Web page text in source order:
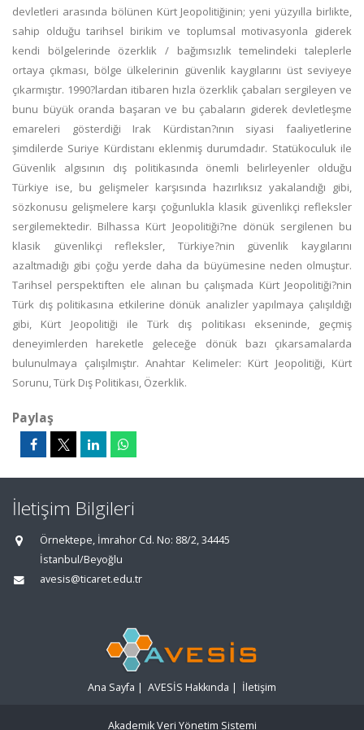
devletleri arasında bölünen Kürt Jeopolitiğinin; yeni yüzyılla birlikte,
sahip olduğu tarihsel birikim ve toplumsal motivasyonla giderek
kendi bölgelerinde özerklik / bağımsızlık temelindeki taleplerle
ortaya çıkması, bölge ülkelerinin güvenlik kaygılarını üst seviyeye
çıkarmıştır. 1990?lardan itibaren hızla özerklik çabaları sergileyen ve
bunu büyük oranda başaran ve bu çabaların giderek devletleşme
emareleri gösterdiği Irak Kürdistan?ının siyasi faaliyetlerine
şimdilerde Suriye Kürdistanı eklenmiş durumdadır. Statükoculuk ile
Güvenlik algısının dış politikasında önemli belirleyenler olduğu
Türkiye ise, bu gelişmeler karşısında hazırlıksız yakalandığı gibi,
sözkonusu gelişmelere karşı çoğunlukla klasik güvenlikçi refleksler
sergilemektedir. Bilhassa Kürt Jeopolitiği?ne dönük sergilenen bu
klasik güvenlikçi refleksler, Türkiye?nin güvenlik kaygılarını
azaltmadığı gibi çoğu yerde daha da büyümesine neden olmuştur.
Tarihsel perspektiften ele alınan bu çalışmada Kürt Jeopolitiği?nin
Türk dış politikasına etkilerine dönük analizler yapılmaya çalışıldığı
gibi, Kürt Jeopolitiği ile Türk dış politikası ekseninde, geçmiş
deneyimlerden hareketle geleceğe dönük bazı çıkarsamalarda
bulunulmaya çalışılmıştır. Anahtar Kelimeler: Kürt Jeopolitiği, Kürt
Sorunu, Türk Dış Politikası, Özerklik.
Paylaş
İletişim Bilgileri
Örnektepe, İmrahor Cd. No: 88/2, 34445
İstanbul/Beyoğlu
avesis@ticaret.edu.tr
Ana Sayfa | AVESİS Hakkında | İletişim
Akademik Veri Yönetim Sistemi